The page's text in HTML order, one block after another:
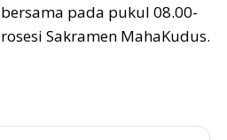
pada pukul 08.00-
Sakramen MahaKudus.